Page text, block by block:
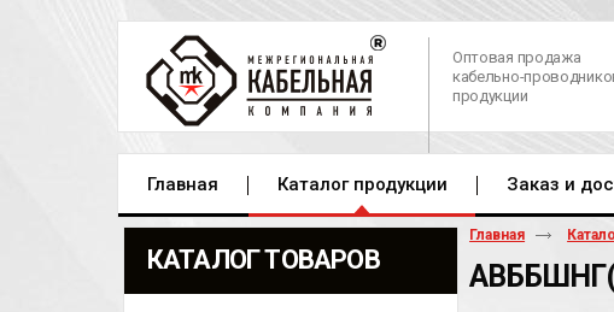
Оптовая продажа
кабельно-
продукции
Главная Каталог продукции Заказ и
КАТАЛОГ ТОВАРОВ
Главная